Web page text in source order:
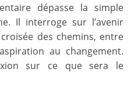
dépasse la simple
Il interroge sur l’avenir
des chemins, entre
au changement.
sur ce que sera le